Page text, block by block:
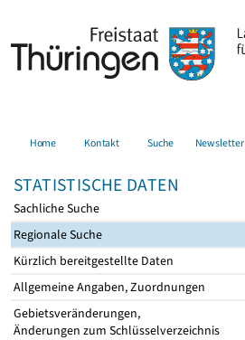
Home Kontakt Suche Newsletter
STATISTISCHE DATEN
Sachliche Suche
Regionale Suche
Kürzlich bereitgestellte Daten
Allgemeine Angaben, Zuordnungen
Gebietsveränderungen,
Änderungen zum Schlüsselverzeichnis